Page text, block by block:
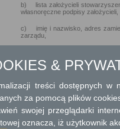
b) lista założycieli
własnoręczne podpisy założycieli,
c) imię i nazwisko, adres
zarządu,
przewiduje ten organ,
2. Wniosek o wydanie
a)potwierdzenie wniesienia
&
treści dostępnych w
za pomocą plików
swojej przeglądarki
oznacza, iż użytkownik